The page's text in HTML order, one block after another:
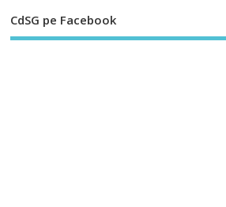
CdSG pe Facebook